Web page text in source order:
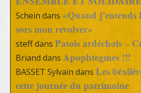
Schein dans «Quand
sors mon revolver»
steffdans Patois ardéchois –
Briand dans Apophtegmes !!!
BASSET Sylvain dans Les
cette journée du patrimoine